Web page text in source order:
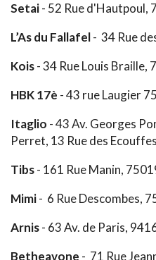
Setai- 52 Rue d'Hautpoul,
L’As du Fallafel- 34 Rue
Kois- 34 Rue Louis Braille,
HBK 17è - 43 rue Laugier
Itaglio - 43 Av. Georges
Perret, 13 Rue des
Tibs- 161 Rue Manin,
Mimi- 6 Rue Descombes,
Arnis- 63 Av. de Paris,
Betheavone - 71 Rue